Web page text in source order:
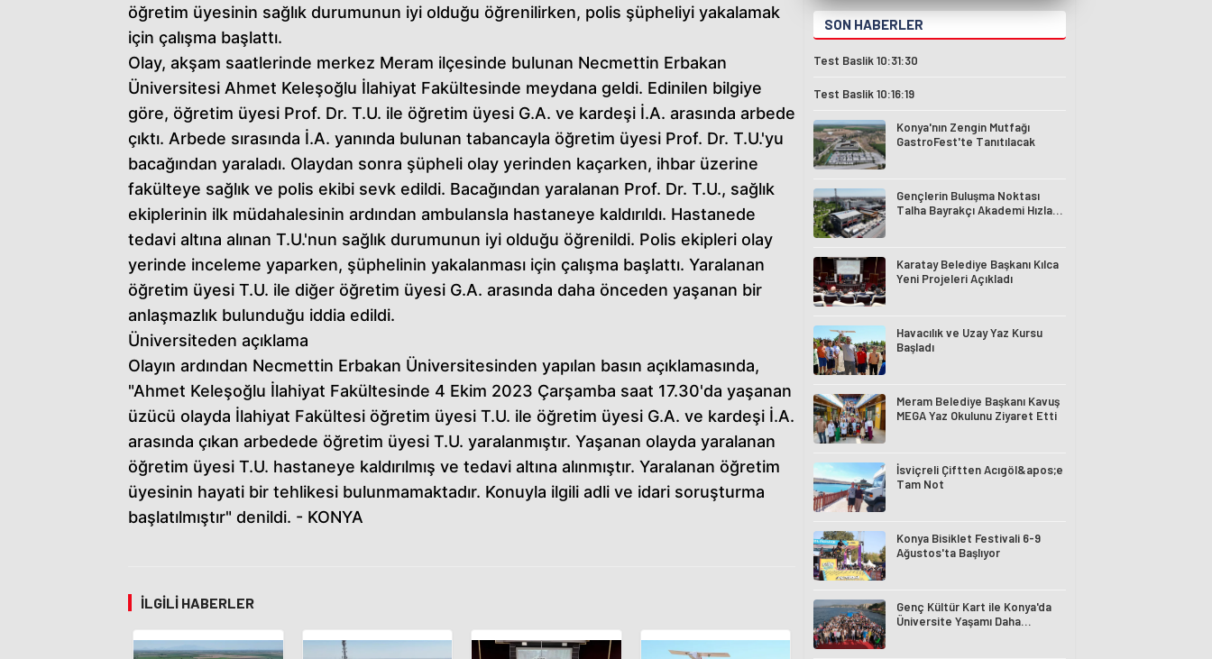
öğretim üyesinin sağlık durumunun iyi olduğu öğrenilirken, polis şüpheliyi yakalamak
için çalışma başlattı.
Olay, akşam saatlerinde merkez Meram ilçesinde bulunan Necmettin Erbakan
Üniversitesi Ahmet Keleşoğlu İlahiyat Fakültesinde meydana geldi. Edinilen bilgiye
göre, öğretim üyesi Prof. Dr. T.U. ile öğretim üyesi G.A. ve kardeşi İ.A. arasında arbede
çıktı. Arbede sırasında İ.A. yanında bulunan tabancayla öğretim üyesi Prof. Dr. T.U.'yu
bacağından yaraladı. Olaydan sonra şüpheli olay yerinden kaçarken, ihbar üzerine
fakülteye sağlık ve polis ekibi sevk edildi. Bacağından yaralanan Prof. Dr. T.U., sağlık
ekiplerinin ilk müdahalesinin ardından ambulansla hastaneye kaldırıldı. Hastanede
tedavi altına alınan T.U.'nun sağlık durumunun iyi olduğu öğrenildi. Polis ekipleri olay
yerinde inceleme yaparken, şüphelinin yakalanması için çalışma başlattı. Yaralanan
öğretim üyesi T.U. ile diğer öğretim üyesi G.A. arasında daha önceden yaşanan bir
anlaşmazlık bulunduğu iddia edildi.
Üniversiteden açıklama
Olayın ardından Necmettin Erbakan Üniversitesinden yapılan basın açıklamasında,
"Ahmet Keleşoğlu İlahiyat Fakültesinde 4 Ekim 2023 Çarşamba saat 17.30'da yaşanan
üzücü olayda İlahiyat Fakültesi öğretim üyesi T.U. ile öğretim üyesi G.A. ve kardeşi İ.A.
arasında çıkan arbedede öğretim üyesi T.U. yaralanmıştır. Yaşanan olayda yaralanan
öğretim üyesi T.U. hastaneye kaldırılmış ve tedavi altına alınmıştır. Yaralanan öğretim
üyesinin hayati bir tehlikesi bulunmamaktadır. Konuyla ilgili adli ve idari soruşturma
başlatılmıştır" denildi. - KONYA
İLGILI HABERLER
SON HABERLER
Test Baslik 10:31:30
Test Baslik 10:16:19
Konya'nın Zengin Mutfağı
GastroFest'te Tanıtılacak
Gençlerin Buluşma Noktası
Talha Bayrakçı Akademi Hızla
Karatay Belediye Başkanı Kılca
Yeni Projeleri Açıkladı
Havacılık ve Uzay Yaz Kursu
Başladı
Meram Belediye Başkanı Kavuş
MEGA Yaz Okulunu Ziyaret Etti
İsviçreli Çiftten Acıgöl&apos;e
Tam Not
Konya Bisiklet Festivali 6-9
Ağustos'ta Başlıyor
Genç Kültür Kart ile Konya'da
Üniversite Yaşamı Daha